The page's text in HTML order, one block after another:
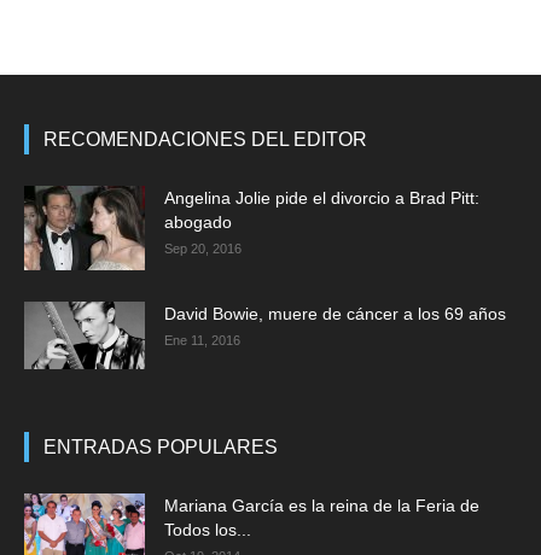
RECOMENDACIONES DEL EDITOR
Angelina Jolie pide el divorcio a Brad Pitt:
abogado
Sep 20, 2016
David Bowie, muere de cáncer a los 69 años
Ene 11, 2016
ENTRADAS POPULARES
Mariana García es la reina de la Feria de
Todos los...